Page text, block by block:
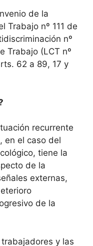
de la
Trabajo nº 111 de
nº
Trabajo (LCT nº
62 a 89, 17 y
recurrente
en el caso del
tiene la
de la
externas,
de la
y las